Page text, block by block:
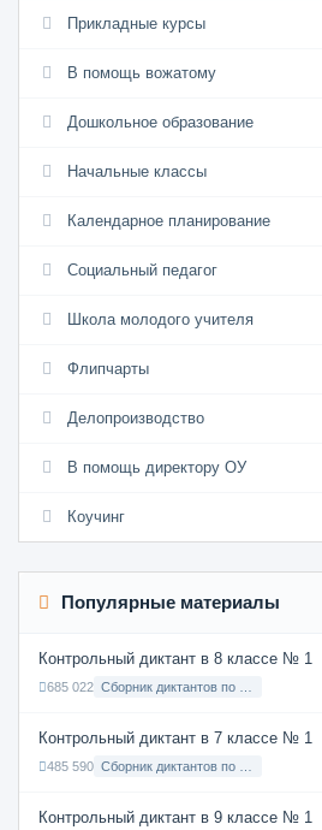
Прикладные курсы
В помощь вожатому
Дошкольное образование
Начальные классы
Календарное планирование
Социальный педагог
Школа молодого учителя
Флипчарты
Делопроизводство
В помощь директору ОУ
Коучинг
Популярные материалы
Контрольный диктант в 8 классе № 1
685 022
Контрольный диктант в 7 классе № 1
485 590
Контрольный диктант в 9 классе № 1